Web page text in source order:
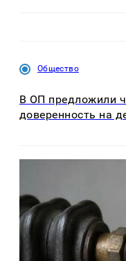
Общество
В ОП предложили
доверенность на